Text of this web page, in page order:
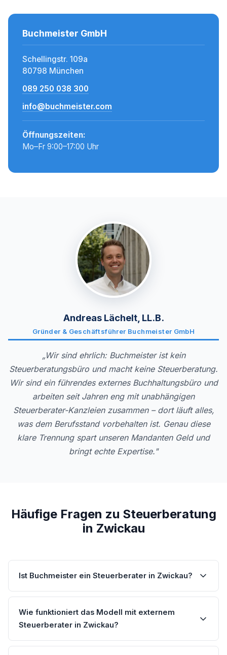
Buchmeister GmbH
Schellingstr. 109a
80798 München
089 250 038 300
info@buchmeister.com
Öffnungszeiten:
Mo–Fr 9:00–17:00 Uhr
Andreas Lächelt, LL.B.
Gründer & Geschäftsführer Buchmeister GmbH
„Wir sind ehrlich: Buchmeister ist kein
Steuerberatungsbüro und macht keine Steuerberatung.
Wir sind ein führendes externes Buchhaltungsbüro und
arbeiten seit Jahren eng mit unabhängigen
Steuerberater-Kanzleien zusammen – dort läuft alles,
was dem Berufsstand vorbehalten ist. Genau diese
klare Trennung spart unseren Mandanten Geld und
bringt echte Expertise."
Häufige Fragen zu Steuerberatung
in Zwickau
Ist Buchmeister ein Steuerberater in Zwickau?
Wie funktioniert das Modell mit externem
Steuerberater in Zwickau?